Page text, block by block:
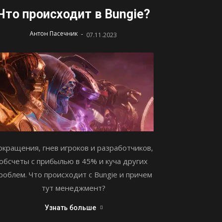
происходит в Bungie?
Антон Пасечник - 07.11.2023
гнев игроков и разработчиков,
с прибылью в 45% и куча других
Что происходит с Bungie и причем
тут менеджмент?
Узнать больше